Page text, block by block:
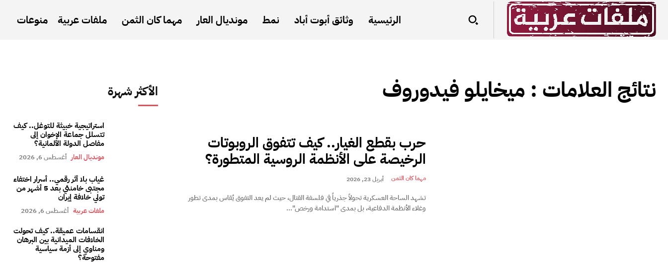
الرئيسية وثائق أبوت أباد نمط مونديال العار مهما كان الثمن ملفات عربية منوعات
الأكثر شهرة
استراتيجية خبيثة للتوغل.. كيف
تتسلل جماعة الإخوان إلى
مفاصل الدولة الألمانية؟
مونديال العار أغسطس 6, 2026
غياب بلا أثر رقمي.. أسرار اختفاء
مجتبى خامنئي بعد 5 أشهر من
تولي خلافة إيران
ملفات عربية أغسطس 6, 2026
انقسامات عميقة.. كيف تحولت
الخلافات الميدانية بين البرهان
ومناوي إلى أزمة سياسية
مفتوحة؟
نتائج العلامات : ميخايلو فيدوروف
حرب بقطع الغيار.. كيف تتفوق الروبوتات
الرخيصة على الأنظمة الروسية المتطورة؟
مهما كان الثمن أبريل 23, 2026
تشهد الساحة العسكرية تحولاً جذرياً في فلسفة القتال، حيث لم يعد التفوق يُقاس بمدى تطور
وغلاء الأنظمة الدفاعية، بل بمدى "استدامة ورخص"...